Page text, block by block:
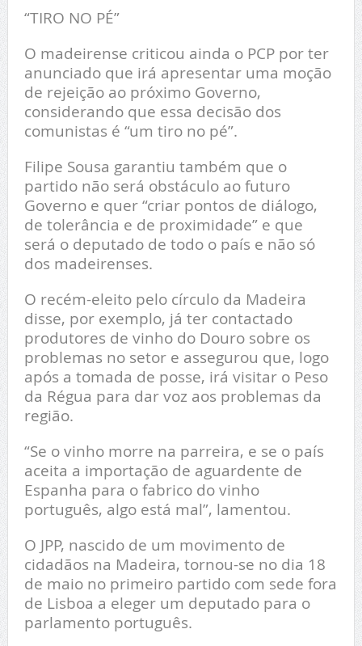
“TIRO NO PÉ”
O madeirense criticou ainda o PCP por ter
anunciado que irá apresentar uma moção
de rejeição ao próximo Governo,
considerando que essa decisão dos
comunistas é “um tiro no pé”.
Filipe Sousa garantiu também que o
partido não será obstáculo ao futuro
Governo e quer “criar pontos de diálogo,
de tolerância e de proximidade” e que
será o deputado de todo o país e não só
dos madeirenses.
O recém-eleito pelo círculo da Madeira
disse, por exemplo, já ter contactado
produtores de vinho do Douro sobre os
problemas no setor e assegurou que, logo
após a tomada de posse, irá visitar o Peso
da Régua para dar voz aos problemas da
região.
“Se o vinho morre na parreira, e se o país
aceita a importação de aguardente de
Espanha para o fabrico do vinho
português, algo está mal”, lamentou.
O JPP, nascido de um movimento de
cidadãos na Madeira, tornou-se no dia 18
de maio no primeiro partido com sede fora
de Lisboa a eleger um deputado para o
parlamento português.